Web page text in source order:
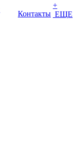
Контакты
+
ЕЩЕ